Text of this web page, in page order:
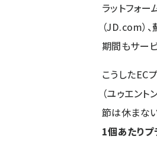
ラットフォ
（JD.com）
期間もサー
こうしたEC
（ユゥエント
節は休まな
1個あたり